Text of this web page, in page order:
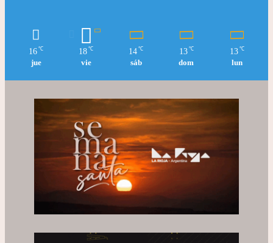
16 ℃
jue
18 ℃
vie
14 ℃
sáb
13 ℃
dom
13 ℃
lun